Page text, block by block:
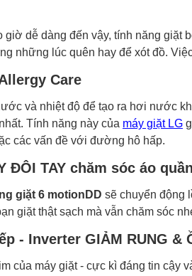
giờ dễ dàng đến vậy, tính năng
những lúc quên hay để xót đồ.
Care
và nhiệt độ để tạo ra hơi nước
Tính năng này của máy giặt LG
các vấn đề với đường hô hấp.
ĐÔI TAY chăm sóc áo quần
giặt 6 motionDD sẽ chuyển động
giặt thật sạch mà vẫn chăm sóc
- Inverter GIẢM RUNG &
của máy giặt - cực kì đáng tin cậy